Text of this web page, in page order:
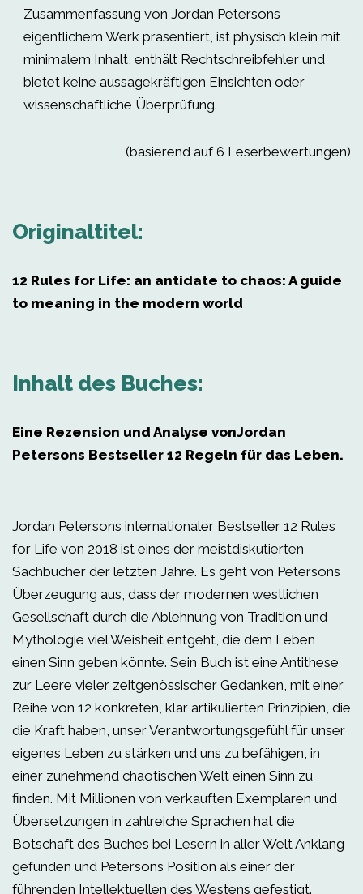
Zusammenfassung von Jordan Petersons
eigentlichem Werk präsentiert, ist physisch klein mit
minimalem Inhalt, enthält Rechtschreibfehler und
bietet keine aussagekräftigen Einsichten oder
wissenschaftliche Überprüfung.
(basierend auf 6 Leserbewertungen)
Originaltitel:
12 Rules for Life: an antidate to chaos: A guide
to meaning in the modern world
Inhalt des Buches:
Eine Rezension und Analyse vonJordan
Petersons Bestseller 12 Regeln für das Leben.
Jordan Petersons internationaler Bestseller 12 Rules
for Life von 2018 ist eines der meistdiskutierten
Sachbücher der letzten Jahre. Es geht von Petersons
Überzeugung aus, dass der modernen westlichen
Gesellschaft durch die Ablehnung von Tradition und
Mythologie viel Weisheit entgeht, die dem Leben
einen Sinn geben könnte. Sein Buch ist eine Antithese
zur Leere vieler zeitgenössischer Gedanken, mit einer
Reihe von 12 konkreten, klar artikulierten Prinzipien, die
die Kraft haben, unser Verantwortungsgefühl für unser
eigenes Leben zu stärken und uns zu befähigen, in
einer zunehmend chaotischen Welt einen Sinn zu
finden. Mit Millionen von verkauften Exemplaren und
Übersetzungen in zahlreiche Sprachen hat die
Botschaft des Buches bei Lesern in aller Welt Anklang
gefunden und Petersons Position als einer der
führenden Intellektuellen des Westens gefestigt.